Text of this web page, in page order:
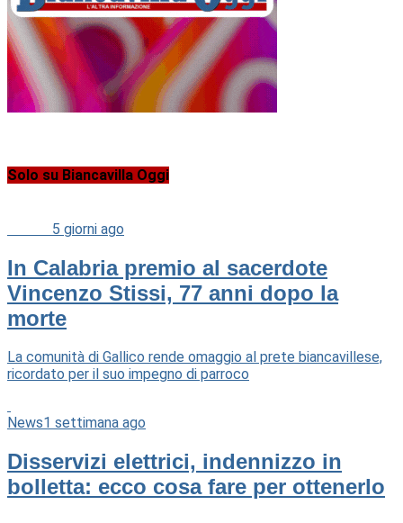
Solo su Biancavilla Oggi
5 giorni ago
In Calabria premio al sacerdote
Vincenzo Stissi, 77 anni dopo la
morte
La comunità di Gallico rende omaggio al prete biancavillese,
ricordato per il suo impegno di parroco
News1 settimana ago
Disservizi elettrici, indennizzo in
bolletta: ecco cosa fare per ottenerlo